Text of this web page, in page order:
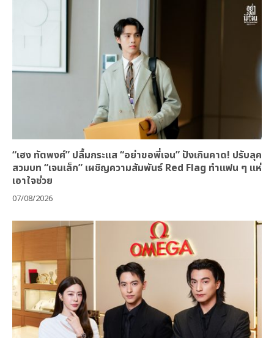
“เฮง ทัตพงศ์” ปลื้มกระแส “อย่าขอพี่เจน” ปังเกินคาด! ปรับลุค
สวมบท “เจนเล็ก” เผชิญความสัมพันธ์ Red Flag ทำแฟน ๆ แห่
เอาใจช่วย
07/08/2026